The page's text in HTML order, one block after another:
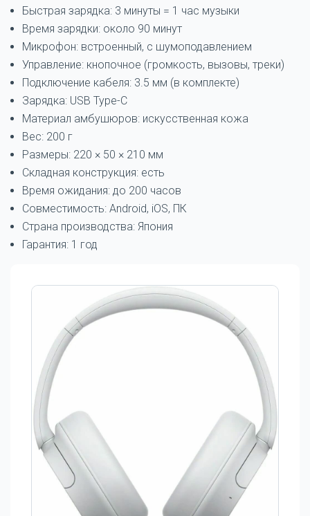
Быстрая зарядка: 3 минуты = 1 час музыки
Время зарядки: около 90 минут
Микрофон: встроенный, с шумоподавлением
Управление: кнопочное (громкость, вызовы, треки)
Подключение кабеля: 3.5 мм (в комплекте)
Зарядка: USB Type-C
Материал амбушюров: искусственная кожа
Вес: 200 г
Размеры: 220 × 50 × 210 мм
Складная конструкция: есть
Время ожидания: до 200 часов
Совместимость: Android, iOS, ПК
Страна производства: Япония
Гарантия: 1 год